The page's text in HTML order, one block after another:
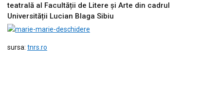
teatrală al Facultății de Litere și Arte din cadrul
Universității Lucian Blaga Sibiu
sursa: tnrs.ro